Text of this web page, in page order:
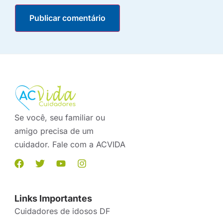
Se você, seu familiar ou
amigo precisa de um
cuidador. Fale com a ACVIDA
Links Importantes
Cuidadores de idosos DF